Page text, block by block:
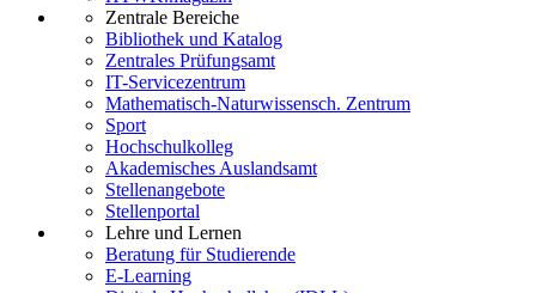
Zentrale Bereiche
Bibliothek und Katalog
Zentrales Prüfungsamt
IT-Servicezentrum
Mathematisch-Naturwissensch. Zentrum
Sport
Hochschulkolleg
Akademisches Auslandsamt
Stellenangebote
Stellenportal
Lehre und Lernen
Beratung für Studierende
E-Learning